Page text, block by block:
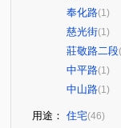
奉化路(1)
慈光街(1)
莊敬路二段
中平路(1)
中山路(1)
用途： 住宅(46)